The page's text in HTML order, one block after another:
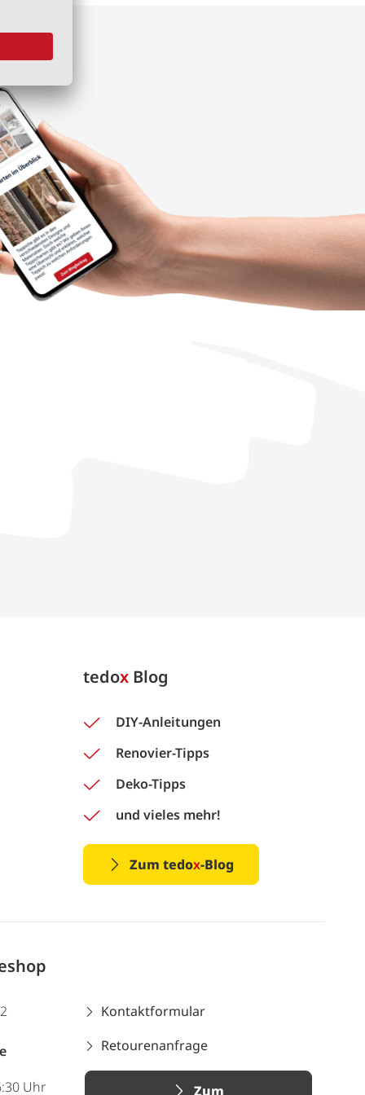
tedox Blog
DIY-Anleitungen
Renovier-Tipps
Deko-Tipps
und vieles mehr!
Zum tedox-Blog
Uhr
Kontaktformular
Retourenanfrage
Zum